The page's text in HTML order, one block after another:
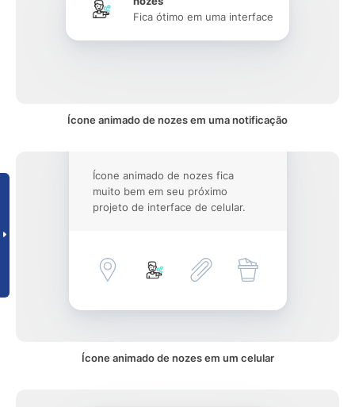
Fica ótimo em uma interface
Ícone animado de nozes em uma notificação
Ícone animado de nozes fica
muito bem em seu próximo
projeto de interface de celular.
Ícone animado de nozes em um celular